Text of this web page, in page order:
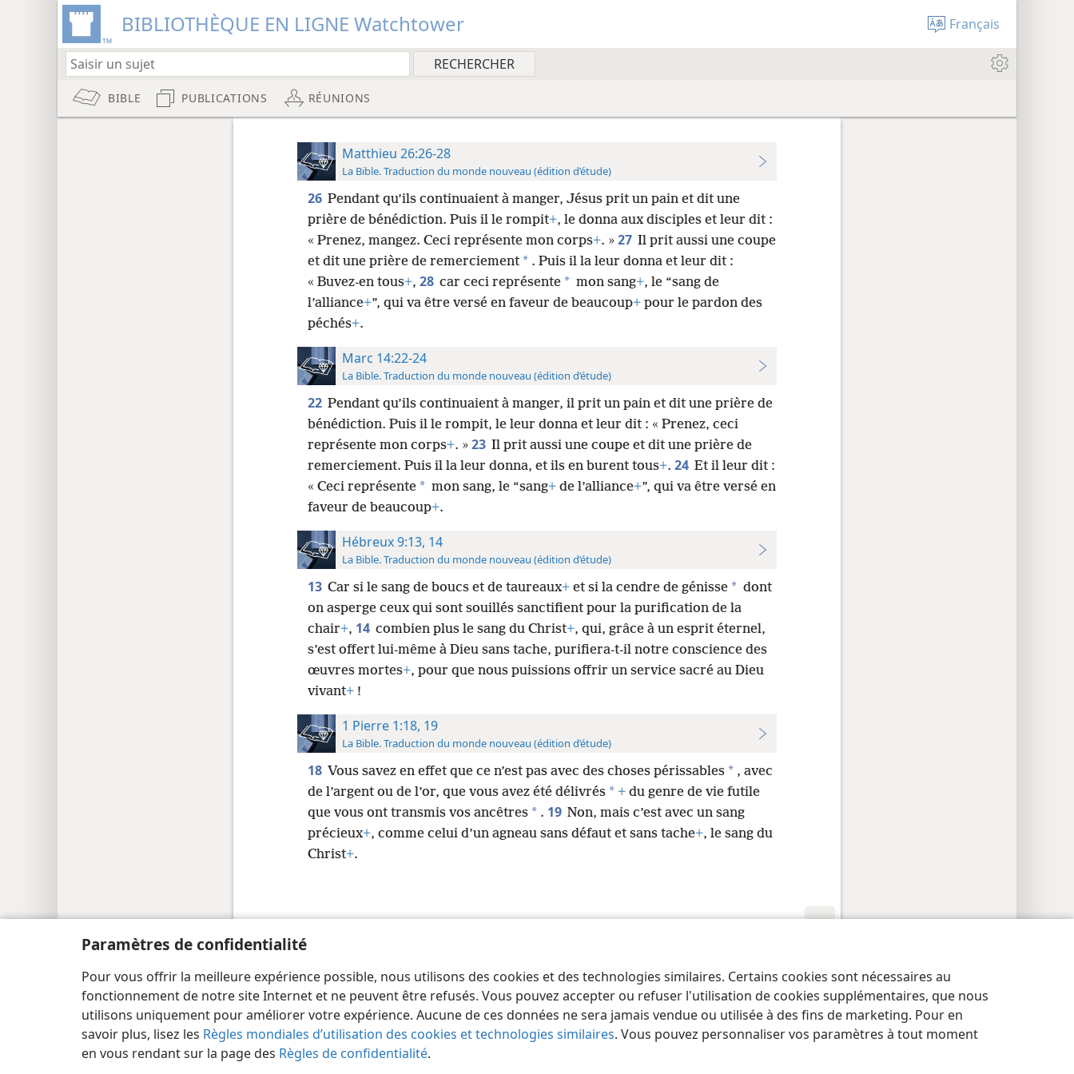
Paramètres de confidentialité
Pour vous offrir la meilleure expérience possible, nous utilisons des cookies et des technologies similaires. Certains cookies sont nécessaires au
fonctionnement de notre site Internet et ne peuvent être refusés. Vous pouvez accepter ou refuser l'utilisation de cookies supplémentaires, que nous
utilisons uniquement pour améliorer votre expérience. Aucune de ces données ne sera jamais vendue ou utilisée à des fins de marketing. Pour en
savoir plus, lisez les Règles mondiales d’utilisation des cookies et technologies similaires. Vous pouvez personnaliser vos paramètres à tout moment
en vous rendant sur la page des Règles de confidentialité.
BIBLIOTHÈQUE EN LIGNE Watchtower Français
BIBLE PUBLICATIONS RÉUNIONS
Matthieu 26:26-28
La Bible. Traduction du monde nouveau (édition d’étude)
26 Pendant qu’ils continuaient à manger, Jésus prit un pain et dit une
prière de bénédiction. Puis il le rompit+, le donna aux disciples et leur dit :
« Prenez, mangez. Ceci représente mon corps+. » 27 Il prit aussi une coupe
et dit une prière de remerciement * . Puis il la leur donna et leur dit :
« Buvez-en tous+, 28 car ceci représente * mon sang+, le “sang de
l’alliance+”, qui va être versé en faveur de beaucoup+pour le pardon des
péchés+.
Marc 14:22-24
La Bible. Traduction du monde nouveau (édition d’étude)
22 Pendant qu’ils continuaient à manger, il prit un pain et dit une prière de
bénédiction. Puis il le rompit, le leur donna et leur dit : « Prenez, ceci
représente mon corps+. » 23 Il prit aussi une coupe et dit une prière de
remerciement. Puis il la leur donna, et ils en burent tous+. 24 Et il leur dit :
« Ceci représente * mon sang, le “sang+de l’alliance+”, qui va être versé en
faveur de beaucoup+.
Hébreux 9:13, 14
La Bible. Traduction du monde nouveau (édition d’étude)
13 Car si le sang de boucs et de taureaux+et si la cendre de génisse * dont
on asperge ceux qui sont souillés sanctifient pour la purification de la
chair+, 14 combien plus le sang du Christ+, qui, grâce à un esprit éternel,
s’est offert lui-même à Dieu sans tache, purifiera-t-il notre conscience des
œuvres mortes+, pour que nous puissions offrir un service sacré au Dieu
vivant+!
1 Pierre 1:18, 19
La Bible. Traduction du monde nouveau (édition d’étude)
18 Vous savez en effet que ce n’est pas avec des choses périssables * , avec
de l’argent ou de l’or, que vous avez été délivrés * +du genre de vie futile
que vous ont transmis vos ancêtres * . 19 Non, mais c’est avec un sang
précieux+, comme celui d’un agneau sans défaut et sans tache+, le sang du
Christ+.
Copyright© 2026 Watch Tower Bible and Tract Society of Pennsylvania